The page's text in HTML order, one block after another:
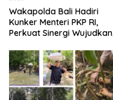
Wakapolda Bali Hadiri
Kunker Menteri PKP RI,
Perkuat Sinergi Wujudkan
Masyarakat